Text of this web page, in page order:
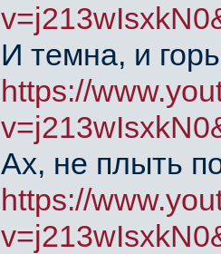
И темна, и
https://
Ах, не плыть
https://